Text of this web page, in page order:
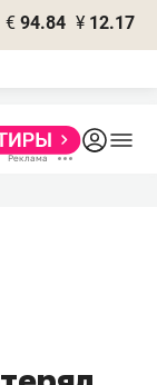
€ 94.84 ¥ 12.17